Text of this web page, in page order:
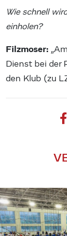
Wie schnell
einholen?
Filzmoser:
Dienst bei der
den Klub (zu